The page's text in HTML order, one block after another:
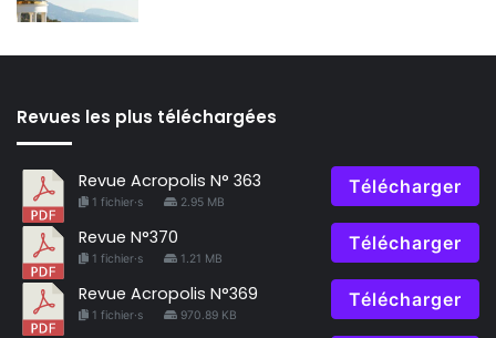
Revues les plus téléchargées
Revue Acropolis N° 363
1 fichier·s 2.95 MB
Télécharger
Revue N°370
1 fichier·s 1.21 MB
Télécharger
Revue Acropolis N°369
1 fichier·s 970.89 KB
Télécharger